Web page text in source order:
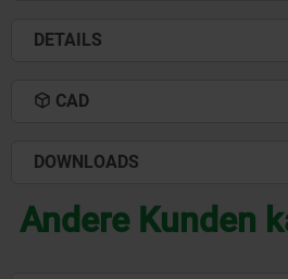
DETAILS
CAD
DOWNLOADS
Andere Kunden